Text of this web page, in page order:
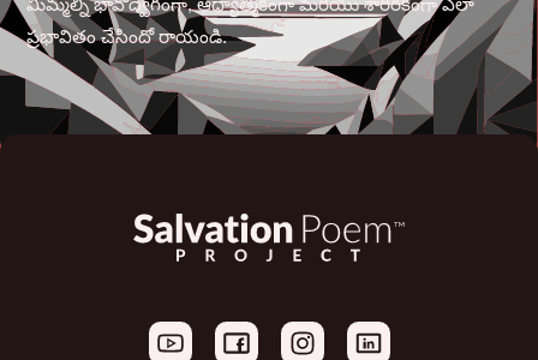
మిమ్మల్ని భావోద్వేగంగా, ఆధ్యాత్మికంగా మరియు శారీరకంగా ఎలా
ప్రభావితం చేసిందో రాయండి.